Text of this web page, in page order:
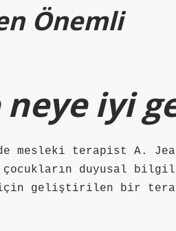
Önemli
iyi
mesleki terapist A.
çocukların duyusal
için geliştirilen bir